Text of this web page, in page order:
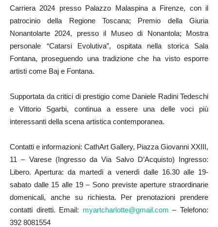
Carriera 2024 presso Palazzo Malaspina a Firenze, con il
patrocinio della Regione Toscana; Premio della Giuria
Nonantolarte 2024, presso il Museo di Nonantola; Mostra
personale “Catarsi Evolutiva”, ospitata nella storica Sala
Fontana, proseguendo una tradizione che ha visto esporre
artisti come Baj e Fontana.
Supportata da critici di prestigio come Daniele Radini Tedeschi
e Vittorio Sgarbi, continua a essere una delle voci più
interessanti della scena artistica contemporanea.
Contatti e informazioni: CathArt Gallery, Piazza Giovanni XXIII,
11 – Varese (Ingresso da Via Salvo D’Acquisto) Ingresso:
Libero. Apertura: da martedì a venerdì dalle 16.30 alle 19-
sabato dalle 15 alle 19 – Sono previste aperture straordinarie
domenicali, anche su richiesta. Per prenotazioni prendere
contatti diretti. Email: myartcharlotte@gmail.com – Telefono:
392 8081554